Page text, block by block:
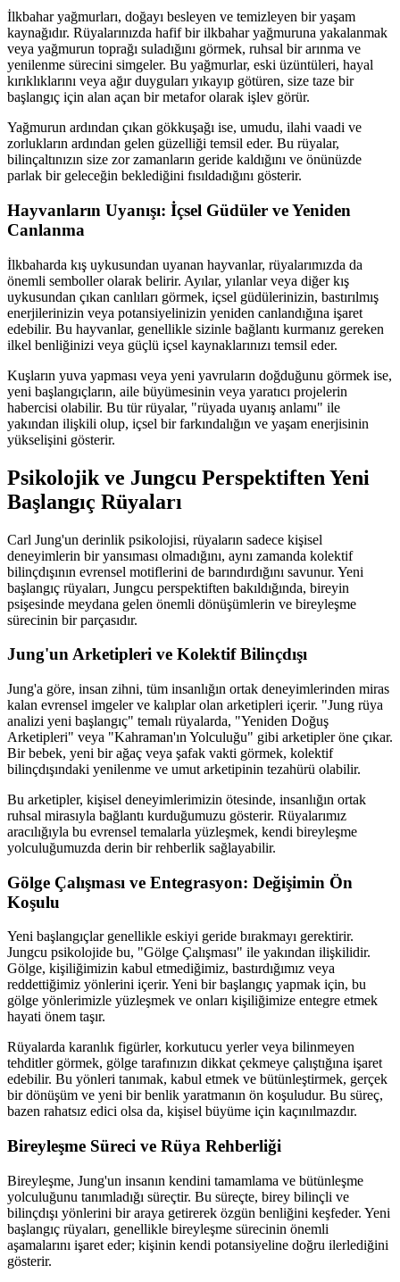
İlkbahar yağmurları, doğayı besleyen ve temizleyen bir yaşam
kaynağıdır. Rüyalarınızda hafif bir ilkbahar yağmuruna yakalanmak
veya yağmurun toprağı suladığını görmek, ruhsal bir arınma ve
yenilenme sürecini simgeler. Bu yağmurlar, eski üzüntüleri, hayal
kırıklıklarını veya ağır duyguları yıkayıp götüren, size taze bir
başlangıç için alan açan bir metafor olarak işlev görür.
Yağmurun ardından çıkan gökkuşağı ise, umudu, ilahi vaadi ve
zorlukların ardından gelen güzelliği temsil eder. Bu rüyalar,
bilinçaltınızın size zor zamanların geride kaldığını ve önünüzde
parlak bir geleceğin beklediğini fısıldadığını gösterir.
Hayvanların Uyanışı: İçsel Güdüler ve Yeniden
Canlanma
İlkbaharda kış uykusundan uyanan hayvanlar, rüyalarımızda da
önemli semboller olarak belirir. Ayılar, yılanlar veya diğer kış
uykusundan çıkan canlıları görmek, içsel güdülerinizin, bastırılmış
enerjilerinizin veya potansiyelinizin yeniden canlandığına işaret
edebilir. Bu hayvanlar, genellikle sizinle bağlantı kurmanız gereken
ilkel benliğinizi veya güçlü içsel kaynaklarınızı temsil eder.
Kuşların yuva yapması veya yeni yavruların doğduğunu görmek ise,
yeni başlangıçların, aile büyümesinin veya yaratıcı projelerin
habercisi olabilir. Bu tür rüyalar, "rüyada uyanış anlamı" ile
yakından ilişkili olup, içsel bir farkındalığın ve yaşam enerjisinin
yükselişini gösterir.
Psikolojik ve Jungcu Perspektiften Yeni
Başlangıç Rüyaları
Carl Jung'un derinlik psikolojisi, rüyaların sadece kişisel
deneyimlerin bir yansıması olmadığını, aynı zamanda kolektif
bilinçdışının evrensel motiflerini de barındırdığını savunur. Yeni
başlangıç rüyaları, Jungcu perspektiften bakıldığında, bireyin
psişesinde meydana gelen önemli dönüşümlerin ve bireyleşme
sürecinin bir parçasıdır.
Jung'un Arketipleri ve Kolektif Bilinçdışı
Jung'a göre, insan zihni, tüm insanlığın ortak deneyimlerinden miras
kalan evrensel imgeler ve kalıplar olan arketipleri içerir. "Jung rüya
analizi yeni başlangıç" temalı rüyalarda, "Yeniden Doğuş
Arketipleri" veya "Kahraman'ın Yolculuğu" gibi arketipler öne çıkar.
Bir bebek, yeni bir ağaç veya şafak vakti görmek, kolektif
bilinçdışındaki yenilenme ve umut arketipinin tezahürü olabilir.
Bu arketipler, kişisel deneyimlerimizin ötesinde, insanlığın ortak
ruhsal mirasıyla bağlantı kurduğumuzu gösterir. Rüyalarımız
aracılığıyla bu evrensel temalarla yüzleşmek, kendi bireyleşme
yolculuğumuzda derin bir rehberlik sağlayabilir.
Gölge Çalışması ve Entegrasyon: Değişimin Ön
Koşulu
Yeni başlangıçlar genellikle eskiyi geride bırakmayı gerektirir.
Jungcu psikolojide bu, "Gölge Çalışması" ile yakından ilişkilidir.
Gölge, kişiliğimizin kabul etmediğimiz, bastırdığımız veya
reddettiğimiz yönlerini içerir. Yeni bir başlangıç yapmak için, bu
gölge yönlerimizle yüzleşmek ve onları kişiliğimize entegre etmek
hayati önem taşır.
Rüyalarda karanlık figürler, korkutucu yerler veya bilinmeyen
tehditler görmek, gölge tarafınızın dikkat çekmeye çalıştığına işaret
edebilir. Bu yönleri tanımak, kabul etmek ve bütünleştirmek, gerçek
bir dönüşüm ve yeni bir benlik yaratmanın ön koşuludur. Bu süreç,
bazen rahatsız edici olsa da, kişisel büyüme için kaçınılmazdır.
Bireyleşme Süreci ve Rüya Rehberliği
Bireyleşme, Jung'un insanın kendini tamamlama ve bütünleşme
yolculuğunu tanımladığı süreçtir. Bu süreçte, birey bilinçli ve
bilinçdışı yönlerini bir araya getirerek özgün benliğini keşfeder. Yeni
başlangıç rüyaları, genellikle bireyleşme sürecinin önemli
aşamalarını işaret eder; kişinin kendi potansiyeline doğru ilerlediğini
gösterir.